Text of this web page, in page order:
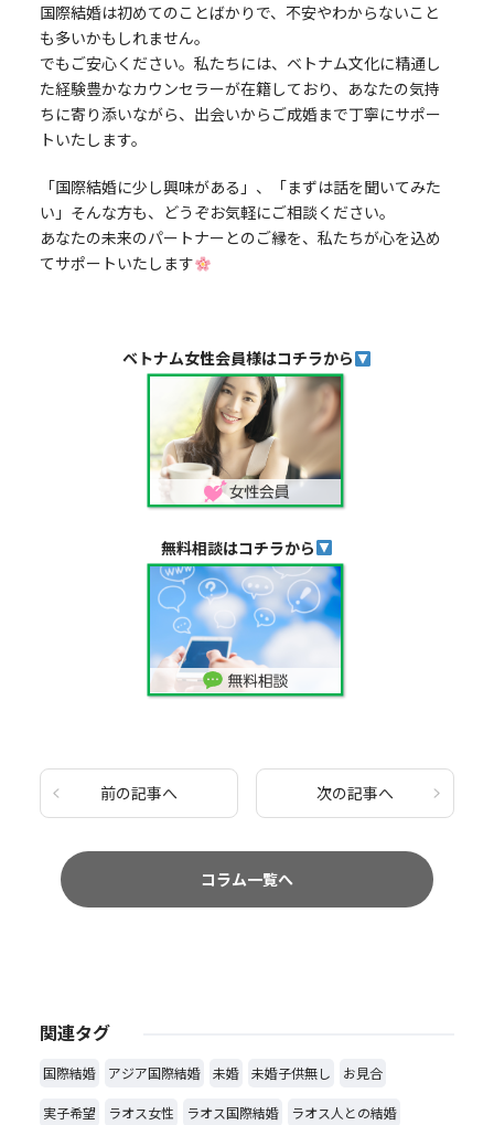
国際結婚は初めてのことばかりで、不安やわからないこと
も多いかもしれません。
でもご安心ください。私たちには、ベトナム文化に精通し
た経験豊かなカウンセラーが在籍しており、あなたの気持
ちに寄り添いながら、出会いからご成婚まで丁寧にサポー
トいたします。
「国際結婚に少し興味がある」、「まずは話を聞いてみた
い」そんな方も、どうぞお気軽にご相談ください。
あなたの未来のパートナーとのご縁を、私たちが心を込め
てサポートいたします
ベトナム女性会員様はコチラから
無料相談はコチラから
前の記事へ 次の記事へ
コラム一覧へ
関連タグ
国際結婚 アジア国際結婚 未婚 未婚子供無し お見合
実子希望 ラオス女性 ラオス国際結婚 ラオス人との結婚